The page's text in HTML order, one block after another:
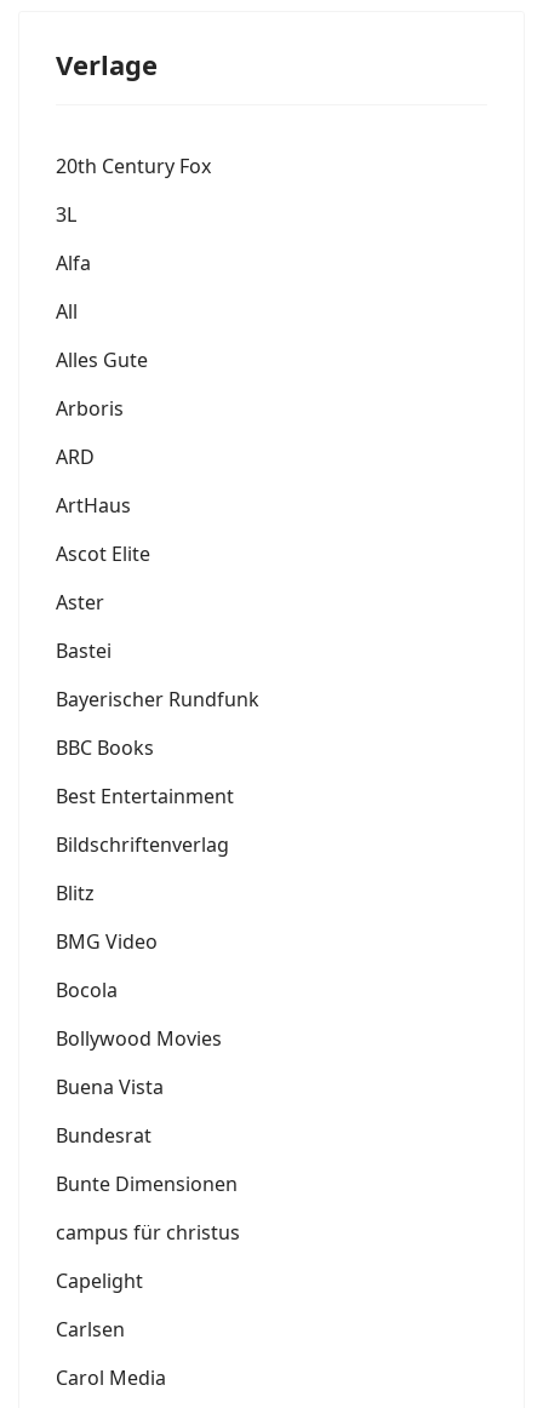
Verlage
20th Century Fox
3L
Alfa
All
Alles Gute
Arboris
ARD
ArtHaus
Ascot Elite
Aster
Bastei
Bayerischer Rundfunk
BBC Books
Best Entertainment
Bildschriftenverlag
Blitz
BMG Video
Bocola
Bollywood Movies
Buena Vista
Bundesrat
Bunte Dimensionen
campus für christus
Capelight
Carlsen
Carol Media